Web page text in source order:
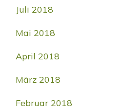
Juli 2018
Mai 2018
April 2018
März 2018
Februar 2018